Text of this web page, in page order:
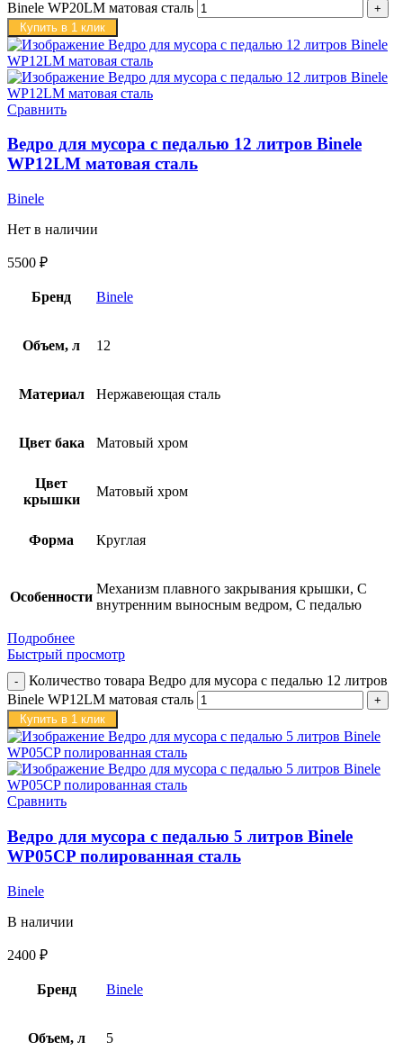
Binele WP20LM матовая сталь
Купить в 1 клик
Сравнить
Ведро для мусора с педалью 12 литров Binele
WP12LM матовая сталь
Binele
Нет в наличии
5500 ₽
Бренд Binele
Объем, л 12
Материал Нержавеющая сталь
Цвет бака Матовый хром
Цвет
крышки
Матовый хром
Форма Круглая
Особенности
Механизм плавного закрывания крышки, С
внутренним выносным ведром, С педалью
Подробнее
Быстрый просмотр
Количество товара Ведро для мусора с педалью 12 литров
Binele WP12LM матовая сталь
Купить в 1 клик
Сравнить
Ведро для мусора с педалью 5 литров Binele
WP05CP полированная сталь
Binele
В наличии
2400 ₽
Бренд Binele
Объем, л 5